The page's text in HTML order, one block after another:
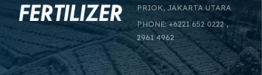
PRIOK, JAKARTA UTARA
PHONE: +6221 652 0222 ,
2961 4962